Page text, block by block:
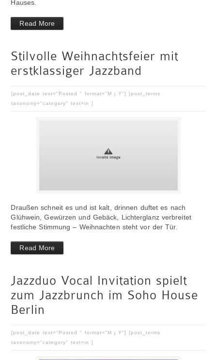
Hauses.
Read More
Stilvolle Weihnachtsfeier mit
erstklassiger Jazzband
[post_date text="Posted " format="M j Y"] [post_terms
taxonomy="category" text=in ]
Draußen schneit es und ist kalt, drinnen duftet es nach
Glühwein, Gewürzen und Gebäck, Lichterglanz verbreitet
festliche Stimmung – Weihnachten steht vor der Tür.
Read More
Jazzduo Vocal Invitation spielt
zum Jazzbrunch im Soho House
Berlin
[post_date text="Posted " format="M j Y"] [post_terms
taxonomy="category" text=in ]